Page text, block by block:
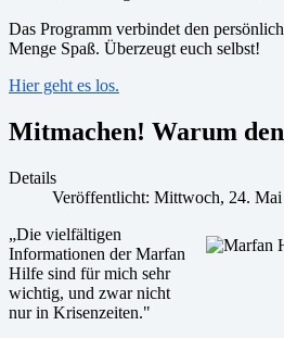
Das Programm verbindet den
Menge Spaß. Überzeugt euch selbst!
Hier geht es los.
Mitmachen! Warum
Details
Veröffentlicht: Mittwoch, 24.
„Die vielfältigen
Informationen der Marfan
Hilfe sind für mich sehr
wichtig, und zwar nicht
nur in Krisenzeiten."